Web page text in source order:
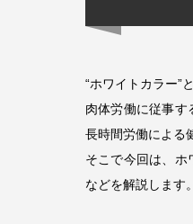
“ホワイトカラー”
肉体労働に従事す
長時間労働による
そこで今回は、ホ
などを解説します。